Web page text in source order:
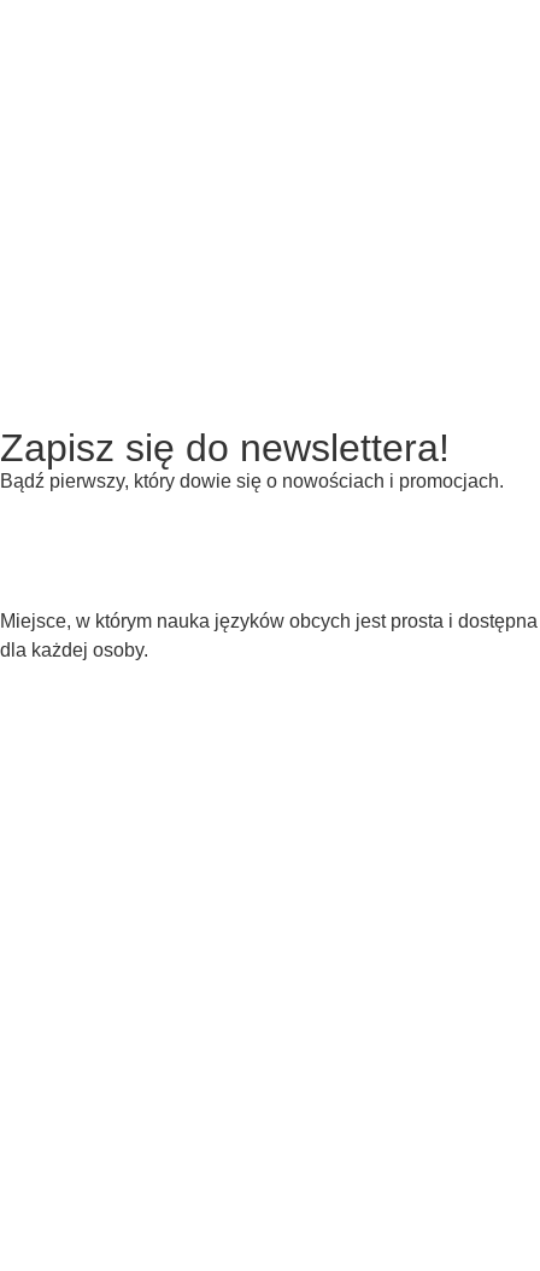
Zapisz się do newslettera!
Bądź pierwszy, który dowie się o nowościach i promocjach.
Miejsce, w którym nauka języków obcych jest prosta i dostępna
dla każdej osoby.